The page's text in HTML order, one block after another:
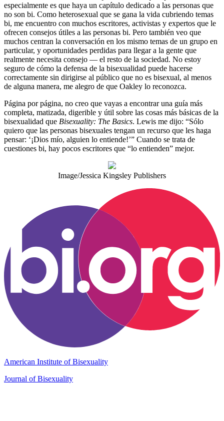
especialmente es que haya un capítulo dedicado a las personas que
no son bi. Como heterosexual que se gana la vida cubriendo temas
bi, me encuentro con muchos escritores, activistas y expertos que le
ofrecen consejos útiles a las personas bi. Pero también veo que
muchos centran la conversación en los mismo temas de un grupo en
particular, y oportunidades perdidas para llegar a la gente que
realmente necesita consejo — el resto de la sociedad. No estoy
seguro de cómo la defensa de la bisexualidad puede hacerse
correctamente sin dirigirse al público que no es bisexual, al menos
de alguna manera, me alegro de que Oakley lo reconozca.
Página por página, no creo que vayas a encontrar una guía más
completa, matizada, digerible y útil sobre las cosas más básicas de la
bisexualidad que Bisexuality: The Basics. Lewis me dijo: “Sólo
quiero que las personas bisexuales tengan un recurso que les haga
pensar: ‘¡Dios mío, alguien lo entiende!’” Cuando se trata de
cuestiones bi, hay pocos escritores que “lo entienden” mejor.
Image/Jessica Kingsley Publishers
American Institute of Bisexuality
Journal of Bisexuality